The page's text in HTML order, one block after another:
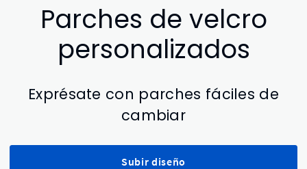
Parches de velcro
personalizados
Exprésate con parches fáciles de
cambiar
Subir diseño